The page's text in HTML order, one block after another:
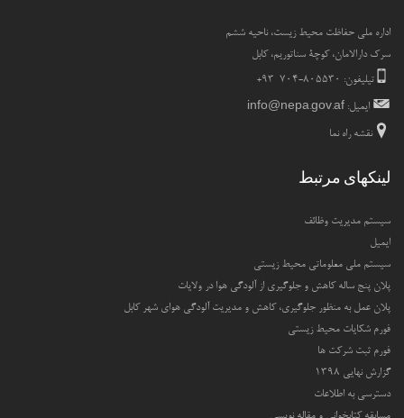
اداره ملی حفاظت محیط زیست، ناحیه ششم
سرک دارالامان، کوچۀ سناتوریم، کابل
تیلیفون: ۸۰۵۵۳۰-۷۰۴ ۹۳+
ایمیل:
نقشه راه نما
لینکهای مرتبط
سیستم مدیریت وظائف
ایمیل
سیستم ملی معلوماتی محیط زیستی
پلان پنج ساله کاهش و جلوگیری از آلودگی هوا در ولایات
پلان عمل به منظور جلوگیری، کاهش و مدیریت آلودگی هوای شهر کابل
فورم شکایات محیط زیستی
فورم ثبت شرکت ها
گزارش نهایی ۱۳۹۸
دسترسی به اطلاعات